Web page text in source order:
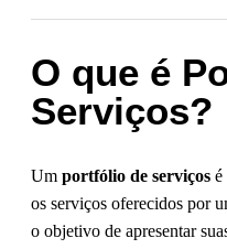
O que é
Serviços?
Um portfólio de serviços é
os serviços oferecidos por
o objetivo de apresentar